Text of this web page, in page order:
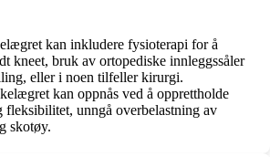
kan inkludere fysioterapi for å
kneet, bruk av ortopediske innleggssåler
eller i noen tilfeller kirurgi.
kan oppnås ved å opprettholde
fleksibilitet, unngå overbelastning av
skotøy.